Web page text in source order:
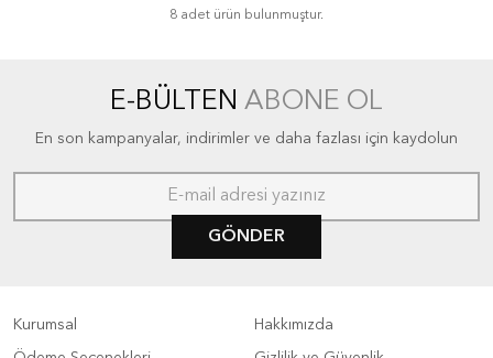
8 adet ürün bulunmuştur.
E-BÜLTEN ABONE OL
En son kampanyalar, indirimler ve daha fazlası için kaydolun
GÖNDER
Kurumsal Hakkımızda